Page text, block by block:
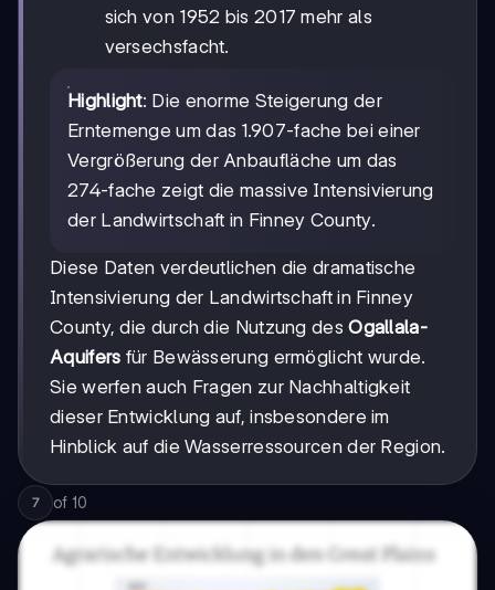
sich von 1952 bis 2017 mehr als
versechsfacht.
Highlight: Die enorme Steigerung der
Erntemenge um das 1.907-fache bei einer
Vergrößerung der Anbaufläche um das
274-fache zeigt die massive Intensivierung
der Landwirtschaft in Finney County.
Diese Daten verdeutlichen die dramatische
Intensivierung der Landwirtschaft in Finney
County, die durch die Nutzung desOgallala-
Aquifers für Bewässerung ermöglicht wurde.
Sie werfen auch Fragen zur Nachhaltigkeit
dieser Entwicklung auf, insbesondere im
Hinblick auf die Wasserressourcen der Region.
7 of 10